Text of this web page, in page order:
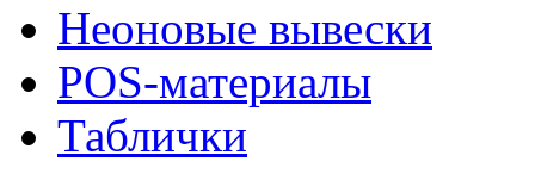
Неоновые вывески
POS-материалы
Таблички